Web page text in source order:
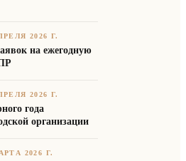
2026 Г.
на ежегодную
2026 Г.
года
организации
2026 Г.